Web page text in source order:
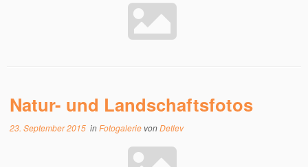
Natur- und Landschaftsfotos
23. September 2015 inFotogalerie vonDetlev